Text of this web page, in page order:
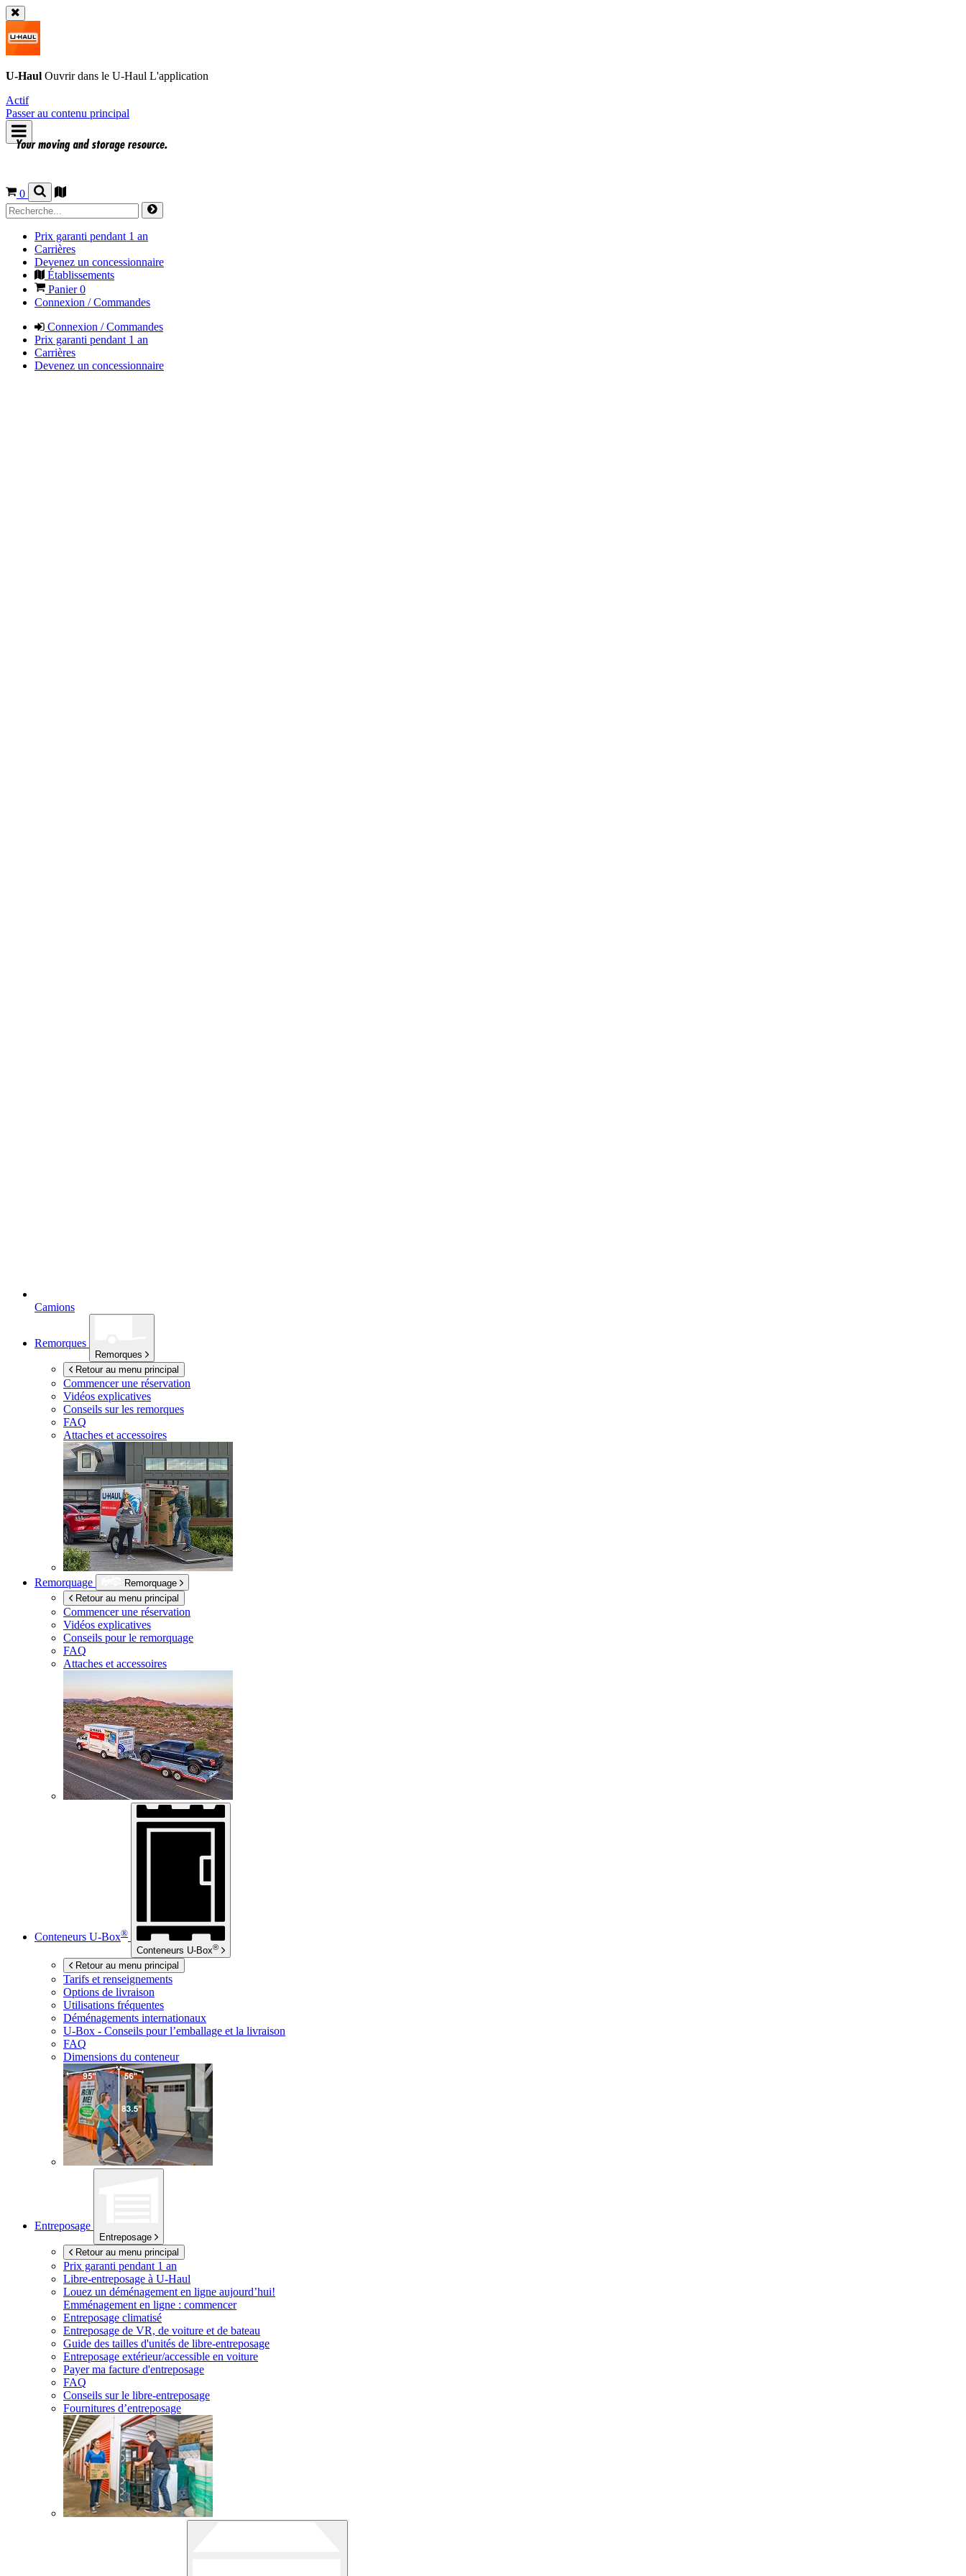
U-Haul Ouvrir dans le U-Haul L'application
Actif
Passer au contenu principal
0
Prix garanti pendant 1 an
Carrières
Devenez un concessionnaire
Établissements
Panier0
Connexion / Commandes
Connexion / Commandes
Prix garanti pendant 1 an
Carrières
Devenez un concessionnaire
Camions
Remorques
Remorques
Retour au menu principal
Commencer une réservation
Vidéos explicatives
Conseils sur les remorques
FAQ
Attaches et accessoires
Remorquage
Remorquage
Retour au menu principal
Commencer une réservation
Vidéos explicatives
Conseils pour le remorquage
FAQ
Attaches et accessoires
Conteneurs U-Box®
Conteneurs U-Box®
Retour au menu principal
Tarifs et renseignements
Options de livraison
Utilisations fréquentes
Déménagements internationaux
U-Box - Conseils pour l’emballage et la livraison
FAQ
Dimensions du conteneur
Entreposage
Entreposage
Retour au menu principal
Prix garanti pendant 1 an
Libre-entreposage à U-Haul
Louez un déménagement en ligne aujourd’hui!
Emménagement en ligne : commencer
Entreposage climatisé
Entreposage de VR, de voiture et de bateau
Guide des tailles d'unités de libre-entreposage
Entreposage extérieur/accessible en voiture
Payer ma facture d'entreposage
FAQ
Conseils sur le libre-entreposage
Fournitures d’entreposage